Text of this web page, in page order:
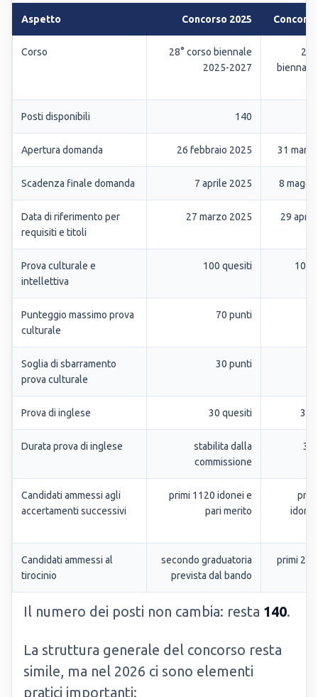
Aspetto Concorso 2025
Corso
28° corso biennale
2025-2027
biennale
Posti disponibili 140
Apertura domanda 26 febbraio 2025 31
Scadenza finale domanda 7 aprile 2025 8
Data di riferimento per
requisiti e titoli
27 marzo 2025 29
Prova culturale e
intellettiva
100 quesiti 100
Punteggio massimo prova
culturale
70 punti
Soglia di sbarramento
prova culturale
30 punti
Prova di inglese 30 quesiti 30
Durata prova di inglese
stabilita dalla
commissione
30
Candidati ammessi agli
accertamenti successivi
primi 1120 idonei e
pari merito
Candidati ammessi al
tirocinio
secondo graduatoria
prevista dal bando
primi
Il numero dei posti non cambia: resta 140.
La struttura generale del concorso resta
simile, ma nel 2026 ci sono elementi
pratici importanti: